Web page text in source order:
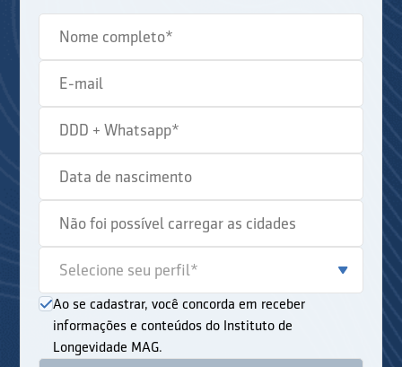
Ao se cadastrar, você concorda em receber
informações e conteúdos do Instituto de
Longevidade MAG.